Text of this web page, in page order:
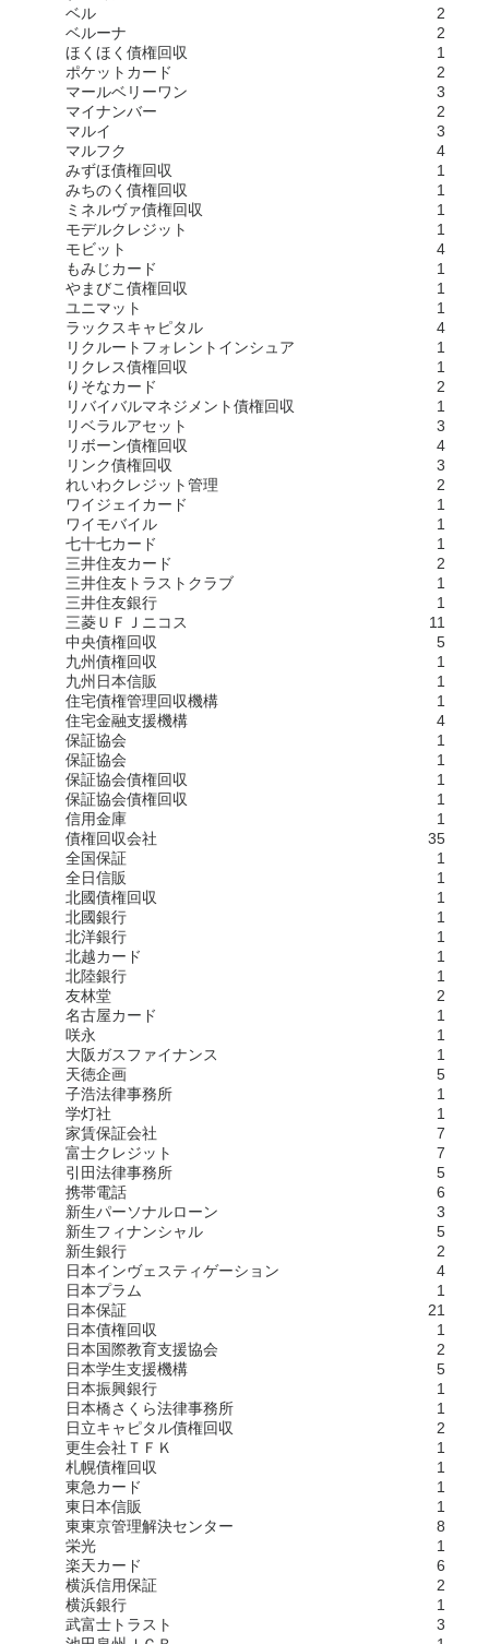
ベル
2
ベルーナ
2
ほくほく債権回収
1
ポケットカード
2
マールベリーワン
3
マイナンバー
2
マルイ
3
マルフク
4
みずほ債権回収
1
みちのく債権回収
1
ミネルヴァ債権回収
1
モデルクレジット
1
モビット
4
もみじカード
1
やまびこ債権回収
1
ユニマット
1
ラックスキャピタル
4
リクルートフォレントインシュア
1
リクレス債権回収
1
りそなカード
2
リバイバルマネジメント債権回収
1
リベラルアセット
3
リボーン債権回収
4
リンク債権回収
3
れいわクレジット管理
2
ワイジェイカード
1
ワイモバイル
1
七十七カード
1
三井住友カード
2
三井住友トラストクラブ
1
三井住友銀行
1
三菱ＵＦＪニコス
11
中央債権回収
5
九州債権回収
1
九州日本信販
1
住宅債権管理回収機構
1
住宅金融支援機構
4
保証協会
1
保証協会
1
保証協会債権回収
1
保証協会債権回収
1
信用金庫
1
債権回収会社
35
全国保証
1
全日信販
1
北國債権回収
1
北國銀行
1
北洋銀行
1
北越カード
1
北陸銀行
1
友林堂
2
名古屋カード
1
咲永
1
大阪ガスファイナンス
1
天徳企画
5
子浩法律事務所
1
学灯社
1
家賃保証会社
7
富士クレジット
7
引田法律事務所
5
携帯電話
6
新生パーソナルローン
3
新生フィナンシャル
5
新生銀行
2
日本インヴェスティゲーション
4
日本プラム
1
日本保証
21
日本債権回収
1
日本国際教育支援協会
2
日本学生支援機構
5
日本振興銀行
1
日本橋さくら法律事務所
1
日立キャピタル債権回収
2
更生会社ＴＦＫ
1
札幌債権回収
1
東急カード
1
東日本信販
1
東東京管理解決センター
8
栄光
1
楽天カード
6
横浜信用保証
2
横浜銀行
1
武富士トラスト
3